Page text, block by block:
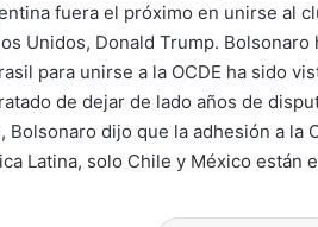
fuera el próximo en unirse al
Unidos, Donald Trump.
para unirse a la OCDE ha sido
de dejar de lado años de
dijo que la adhesión a
Latina, solo Chile y México